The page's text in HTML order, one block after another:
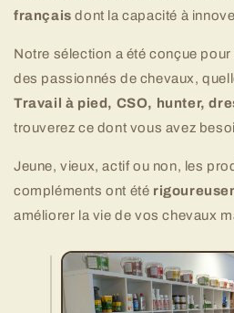
français dont la capacité à
Notre sélection a été conçue
des passionnés de chevaux,
Travail à pied, CSO, hunter,
trouverez ce dont vous avez
Jeune, vieux, actif ou non, les
compléments ont été
améliorer la vie de vos chevaux